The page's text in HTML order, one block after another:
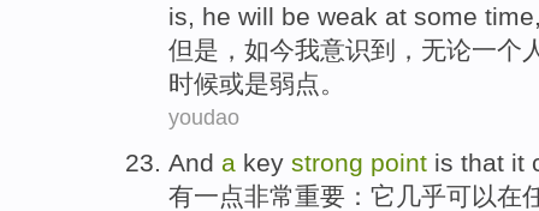
is, he will be weak at some time
但是 ， 如今我意识到 ， 无论一个
时候或是弱点。
youdao
And a key strong point is that it
有一点非常重要 ： 它 几乎可以在